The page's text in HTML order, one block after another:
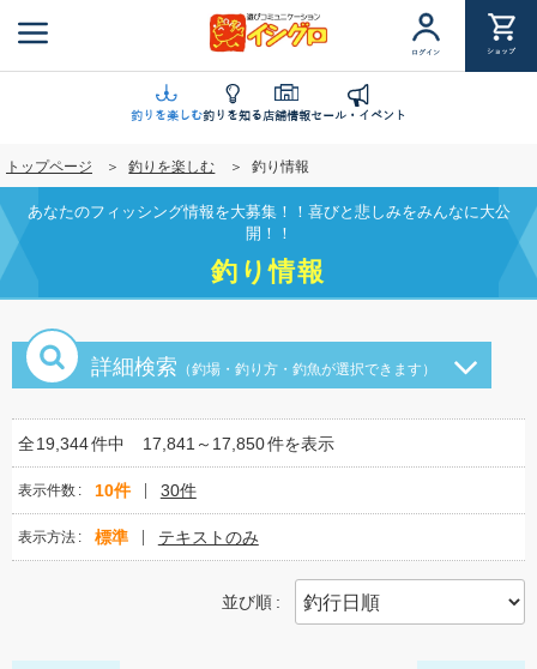
ン
に
移
動
ログイン ショップ
釣りを楽しむ釣りを知る店舗情報セール・イベント
トップページ 釣りを楽しむ 釣り情報
あなたのフィッシング情報を大募集！！喜びと悲しみをみんなに大公
開！！
釣り情報
詳細検索 （釣場・釣り方・釣魚が選択できます）
全19,344件中 17,841～17,850件を表示
表示件数 10件 30件
表示方法 標準 テキストのみ
並び順